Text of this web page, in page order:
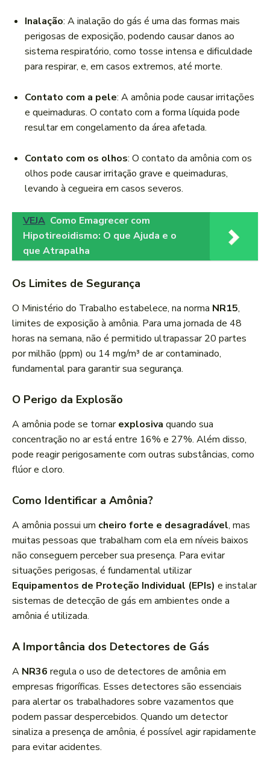
Inalação: A inalação do gás é uma das formas mais
perigosas de exposição, podendo causar danos ao
sistema respiratório, como tosse intensa e dificuldade
para respirar, e, em casos extremos, até morte.
Contato com a pele: A amônia pode causar irritações
e queimaduras. O contato com a forma líquida pode
resultar em congelamento da área afetada.
Contato com os olhos: O contato da amônia com os
olhos pode causar irritação grave e queimaduras,
levando à cegueira em casos severos.
VEJA Como Emagrecer com
Hipotireoidismo: O que Ajuda e o
que Atrapalha
Os Limites de Segurança
O Ministério do Trabalho estabelece, na norma NR15,
limites de exposição à amônia. Para uma jornada de 48
horas na semana, não é permitido ultrapassar 20 partes
por milhão (ppm) ou 14 mg/m³ de ar contaminado,
fundamental para garantir sua segurança.
O Perigo da Explosão
A amônia pode se tornarexplosiva quando sua
concentração no ar está entre 16% e 27%. Além disso,
pode reagir perigosamente com outras substâncias, como
flúor e cloro.
Como Identificar a Amônia?
A amônia possui um cheiro forte e desagradável, mas
muitas pessoas que trabalham com ela em níveis baixos
não conseguem perceber sua presença. Para evitar
situações perigosas, é fundamental utilizar
Equipamentos de Proteção Individual (EPIs) e instalar
sistemas de detecção de gás em ambientes onde a
amônia é utilizada.
A Importância dos Detectores de Gás
A NR36 regula o uso de detectores de amônia em
empresas frigoríficas. Esses detectores são essenciais
para alertar os trabalhadores sobre vazamentos que
podem passar despercebidos. Quando um detector
sinaliza a presença de amônia, é possível agir rapidamente
para evitar acidentes.